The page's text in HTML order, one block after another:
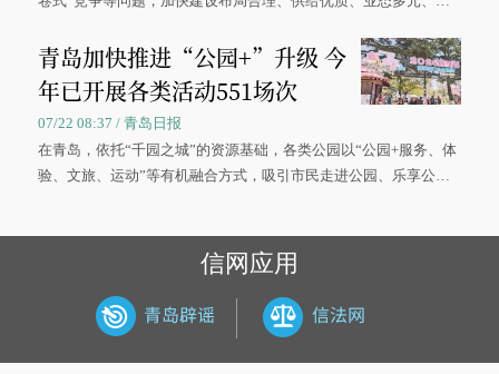
青岛加快推进“公园+”升级 今
年已开展各类活动551场次
07/22 08:37 / 青岛日报
在青岛，依托“千园之城”的资源基础，各类公园以“公园+服务、体
验、文旅、运动”等有机融合方式，吸引市民走进公园、乐享公
信网应用